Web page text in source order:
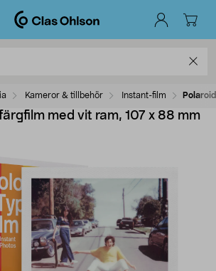
Kameror & tillbehör Instant-film
med vit ram, 107 x 88 mm